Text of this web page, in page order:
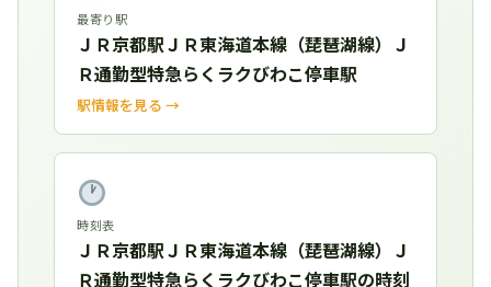
最寄り駅
ＪＲ京都駅ＪＲ東海道本線（琵琶湖線）Ｊ
Ｒ通勤型特急らくラクびわこ停車駅
駅情報を見る →
時刻表
ＪＲ京都駅ＪＲ東海道本線（琵琶湖線）Ｊ
Ｒ通勤型特急らくラクびわこ停車駅の時刻